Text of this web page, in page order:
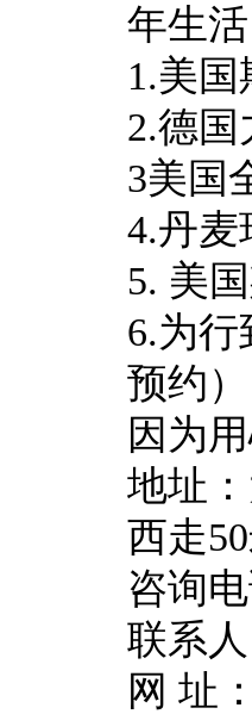
年生
1.美
2.德国
3美国
4.丹麦
5. 美
6.为
预约）
因为
地址
西走
咨询
联系
网 址